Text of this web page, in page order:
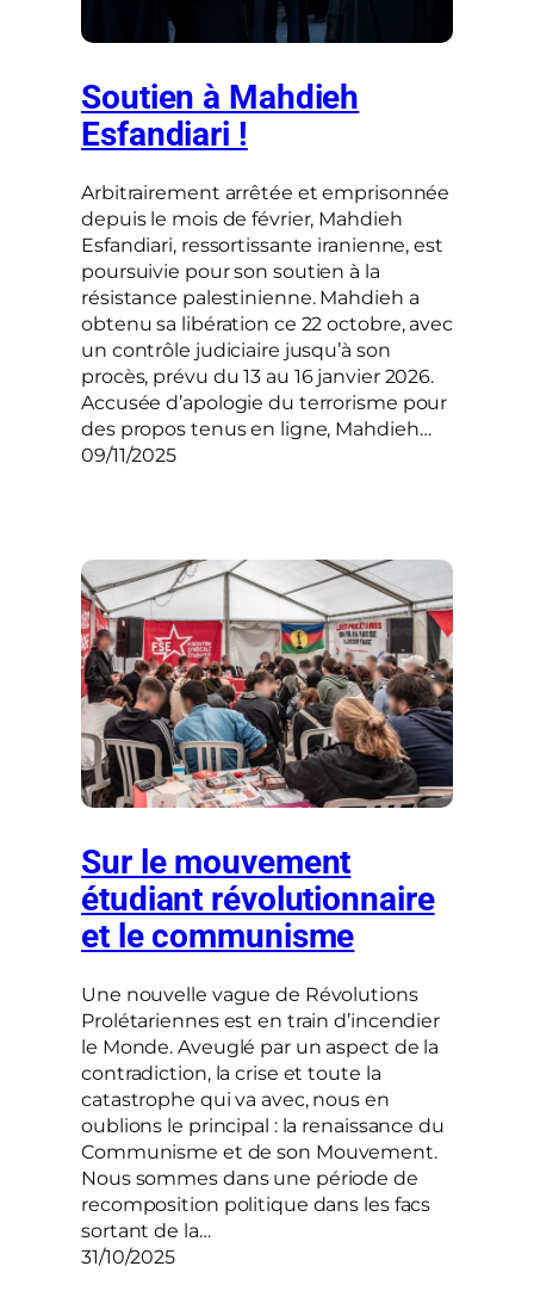
Soutien à Mahdieh
Esfandiari !
Arbitrairement arrêtée et emprisonnée
depuis le mois de février, Mahdieh
Esfandiari, ressortissante iranienne, est
poursuivie pour son soutien à la
résistance palestinienne. Mahdieh a
obtenu sa libération ce 22 octobre, avec
un contrôle judiciaire jusqu’à son
procès, prévu du 13 au 16 janvier 2026.
Accusée d’apologie du terrorisme pour
des propos tenus en ligne, Mahdieh…
09/11/2025
Sur le mouvement
étudiant révolutionnaire
et le communisme
Une nouvelle vague de Révolutions
Prolétariennes est en train d’incendier
le Monde. Aveuglé par un aspect de la
contradiction, la crise et toute la
catastrophe qui va avec, nous en
oublions le principal : la renaissance du
Communisme et de son Mouvement.
Nous sommes dans une période de
recomposition politique dans les facs
sortant de la…
31/10/2025